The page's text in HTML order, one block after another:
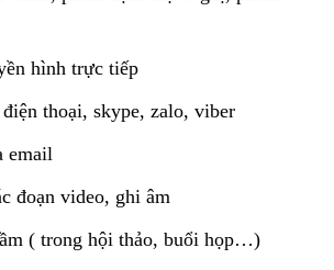
hình trực tiếp
thoại, skype, zalo, viber
email
đoạn video, ghi âm
( trong hội thảo, buổi họp…)